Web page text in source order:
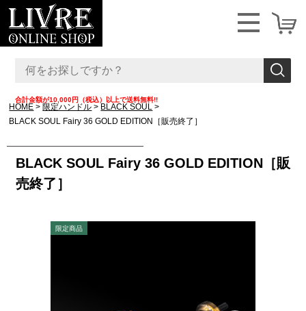
合計金額が10,000円（税込）以上で送料無料!!
HOME 限定ハンドル
BLACK SOUL
BLACK SOUL Fairy 36 GOLD EDITION［販売終了］
BLACK SOUL Fairy 36 GOLD EDITION［販
売終了］